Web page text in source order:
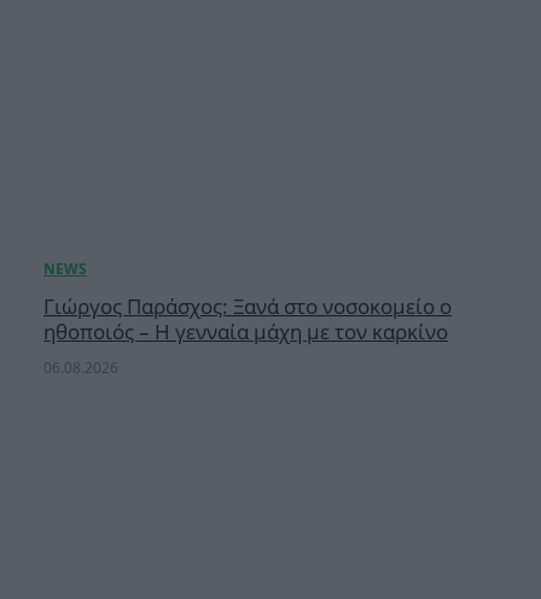
Γιώργος Παράσχος: Ξανά στο νοσοκομείο ο
ηθοποιός – Η γενναία μάχη με τον καρκίνο
06.08.2026